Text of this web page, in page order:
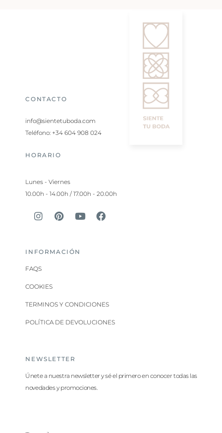
CONTACTO
info@sientetuboda.com
Teléfono: +34 604 908 024
HORARIO
Lunes - Viernes
10.00h - 14.00h / 17.00h - 20.00h
INFORMACIÓN
FAQS
COOKIES
TERMINOS Y CONDICIONES
POLÍTICA DE DEVOLUCIONES
NEWSLETTER
Únete a nuestra newsletter y sé el primero en conocer todas las
novedades y promociones.